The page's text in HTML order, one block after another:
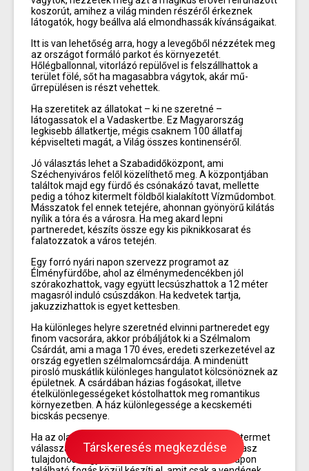
Társkeresés megkezdése
koszorút, amihez a világ minden részéről érkeznek
látogatók, hogy beállva alá elmondhassák kívánságaikat.
Itt is van lehetőség arra, hogy a levegőből nézzétek meg
az országot formáló parkot és környezetét.
Hőlégballonnal, vitorlázó repülővel is felszállhattok a
terület fölé, sőt ha magasabbra vágytok, akár mű-
űrrepülésen is részt vehettek.
Ha szeretitek az állatokat – ki ne szeretné –
látogassatok el a Vadaskertbe. Ez Magyarország
legkisebb állatkertje, mégis csaknem 100 állatfaj
képviselteti magát, a Világ összes kontinenséről.
Jó választás lehet a Szabadidőközpont, ami
Széchenyiváros felől közelíthető meg. A központjában
találtok majd egy fürdő és csónakázó tavat, mellette
pedig a tóhoz kitermelt földből kialakított Vízműdombot.
Másszatok fel ennek tetejére, ahonnan gyönyörű kilátás
nyílik a tóra és a városra. Ha meg akard lepni
partneredet, készíts össze egy kis piknikkosarat és
falatozzatok a város tetején.
Egy forró nyári napon szervezz programot az
Élményfürdőbe, ahol az élménymedencékben jól
szórakozhattok, vagy együtt lecsúszhattok a 12 méter
magasról induló csúszdákon. Ha kedvetek tartja,
jakuzzizhattok is egyet kettesben.
Ha különleges helyre szeretnéd elvinni partneredet egy
finom vacsorára, akkor próbáljátok ki a Szélmalom
Csárdát, ami a maga 170 éves, eredeti szerkezetével az
ország egyetlen szélmalomcsárdája. A mindenütt
pirosló muskátlik különleges hangulatot kölcsönöznek az
épületnek. A csárdában házias fogásokat, illetve
ételkülönlegességeket kóstolhattok meg romantikus
környezetben. A ház különlegessége a kecskeméti
bicskás pecsenye.
Ha az olasz konyhát szeretitek, akkor a Cézár éttermet
válasszátok, ami a piaccal szemben található. Olasz
tulajdonosa egyben a szakács is, aki 100, az étlapon